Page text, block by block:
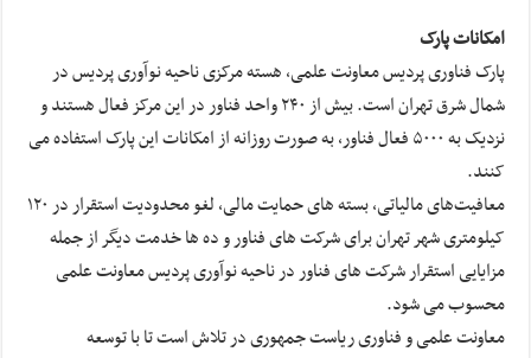
امکانات پارک
پارک فناوری پردیس معاونت علمی، هسته مرکزی ناحیه نوآوری پردیس در
شمال شرق تهران است. بیش از ۲۴٠ واحد فناور در این مرکز فعال هستند و
نزدیک به ۵٠٠٠ فعال فناور، به صورت روزانه از امکانات این پارک استفاده می
کنند.
معافیت‌های مالیاتی، بسته های حمایت مالی، لغو محدودیت استقرار در ۱۲٠
کیلومتری شهر تهران برای شرکت های فناور و ده ها خدمت دیگر از جمله
مزایایی استقرار شرکت های فناور در ناحیه نوآوری پردیس معاونت علمی
محسوب می شود.
معاونت علمی و فناوری ریاست جمهوری در تلاش است تا با توسعه